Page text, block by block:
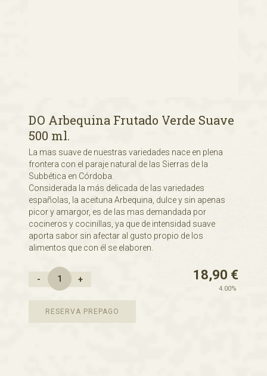
DO Arbequina Frutado Verde Suave
500 ml.
La mas suave de nuestras variedades nace en plena
frontera con el paraje natural de las Sierras de la
Subbética en Córdoba.
Considerada la más delicada de las variedades
españolas, la aceituna Arbequina, dulce y sin apenas
picor y amargor, es de las mas demandada por
cocineros y cocinillas, ya que de intensidad suave
aporta sabor sin afectar al gusto propio de los
alimentos que con él se elaboren.
18,90 €
4.00%
- +
RESERVA PREPAGO